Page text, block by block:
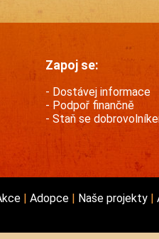
Zapoj se:
Dostávej informace
Podpoř finančně
Staň se
Adopce Naše projekty